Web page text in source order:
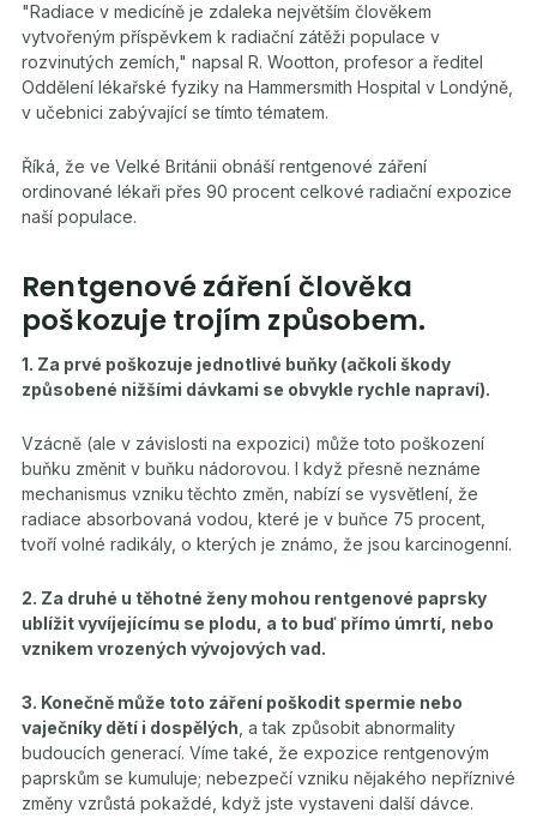
"Radiace v medicíně je zdaleka největším člověkem
vytvořeným příspěvkem k radiační zátěži populace v
rozvinutých zemích," napsal R. Wootton, profesor a ředitel
Oddělení lékařské fyziky na Hammersmith Hospital v Londýně,
v učebnici zabývající se tímto tématem.
Říká, že ve Velké Británii obnáší rentgenové záření
ordinované lékaři přes 90 procent celkové radiační expozice
naší populace.
Rentgenové záření člověka
poškozuje trojím způsobem.
1. Za prvé poškozuje jednotlivé buňky (ačkoli škody
způsobené nižšími dávkami se obvykle rychle napraví).
Vzácně (ale v závislosti na expozici) může toto poškození
buňku změnit v buňku nádorovou. I když přesně neznáme
mechanismus vzniku těchto změn, nabízí se vysvětlení, že
radiace absorbovaná vodou, které je v buňce 75 procent,
tvoří volné radikály, o kterých je známo, že jsou karcinogenní.
2. Za druhé u těhotné ženy mohou rentgenové paprsky
ublížit vyvíjejícímu se plodu, a to buď přímo úmrtí, nebo
vznikem vrozených vývojových vad.
3. Konečně může toto záření poškodit spermie nebo
vaječníky dětí i dospělých , a tak způsobit abnormality
budoucích generací. Víme také, že expozice rentgenovým
paprskům se kumuluje; nebezpečí vzniku nějakého nepříznivé
změny vzrůstá pokaždé, když jste vystaveni další dávce.